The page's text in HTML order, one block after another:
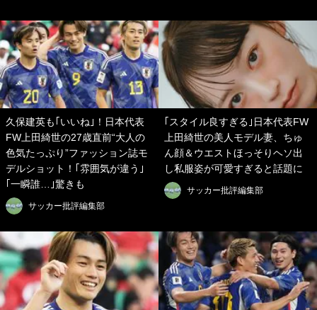
久保建英も｢いいね｣！日本代表
FW上田綺世の27歳直前“大人の
色気たっぷり”ファッション誌モ
デルショット！｢雰囲気が違う｣
｢一瞬誰…｣驚きも
サッカー批評編集部
｢スタイル良すぎる｣日本代表FW
上田綺世の美人モデル妻、ちゅ
ん顔＆ウエストほっそりヘソ出
し私服姿が可愛すぎると話題に
サッカー批評編集部